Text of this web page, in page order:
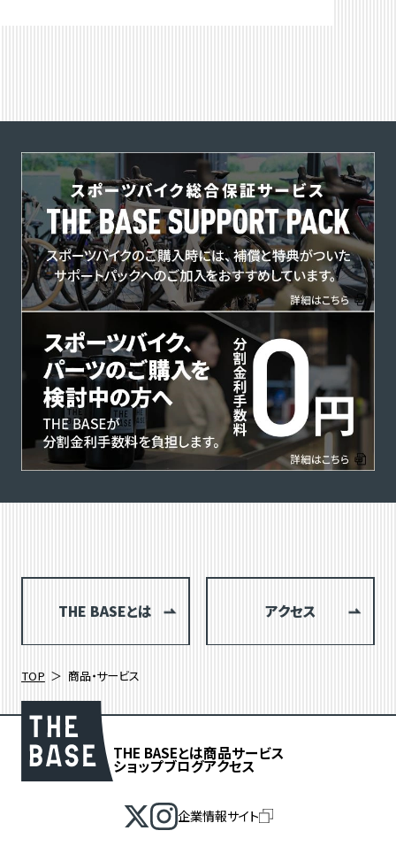
THE BASEとは アクセス
TOP 商品・サービス
THE BASEとは商品サービス
ショップブログアクセス
企業情報サイト